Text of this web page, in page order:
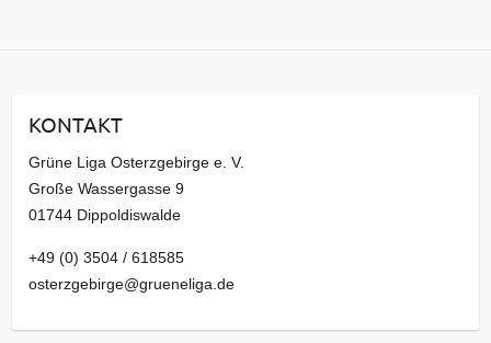
v
KONTAKT
Grüne Liga Osterzgebirge e. V.
Große Wassergasse 9
01744 Dippoldiswalde
+49 (0) 3504 / 618585
osterzgebirge@grueneliga.de